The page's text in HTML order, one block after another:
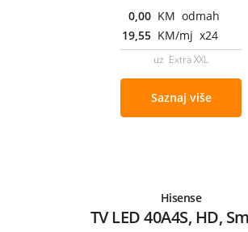
0,00 KM odmah
19,55 KM/mj x24
uz Extra XXL
Saznaj više
Hisense
TV LED 40A4S, HD,